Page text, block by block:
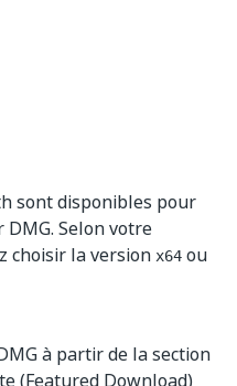
sont disponibles pour
DMG. Selon votre
choisir la version x64 ou
à partir de la section
(Featured Download)